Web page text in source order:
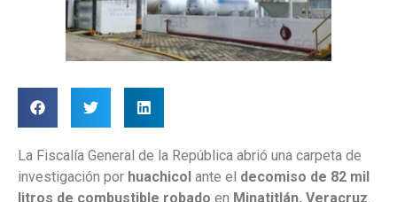
La Fiscalía General de la República abrió una carpeta de
investigación por huachicol ante el decomiso de 82 mil
litros de combustible robado en Minatitlán, Veracruz